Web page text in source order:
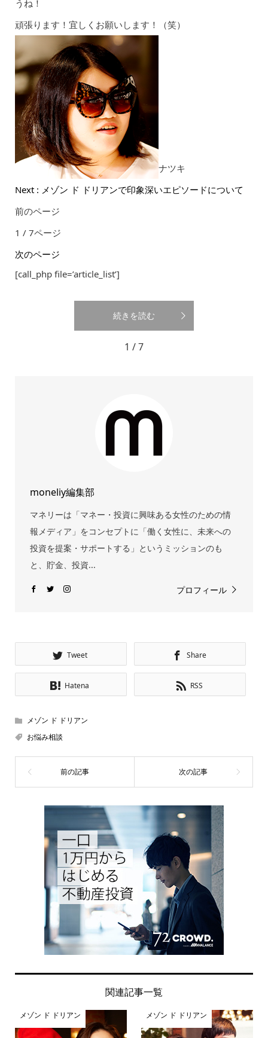
うね！
頑張ります！宜しくお願いします！（笑）
ナツキ
Next : メゾン ド ドリアンで印象深いエピソードについて
前のページ
1 / 7ページ
次のページ
[call_php file=’article_list’]
続きを読む
1 / 7
moneliy編集部
マネリーは「マネー・投資に興味ある女性のための情
報メディア」をコンセプトに「働く女性に、未来への
投資を提案・サポートする」というミッションのも
と、貯金、投資...
プロフィール
Tweet Share
Hatena RSS
メゾン ド ドリアン
お悩み相談
関連記事一覧
メゾン ド ドリアン メゾン ド ドリアン